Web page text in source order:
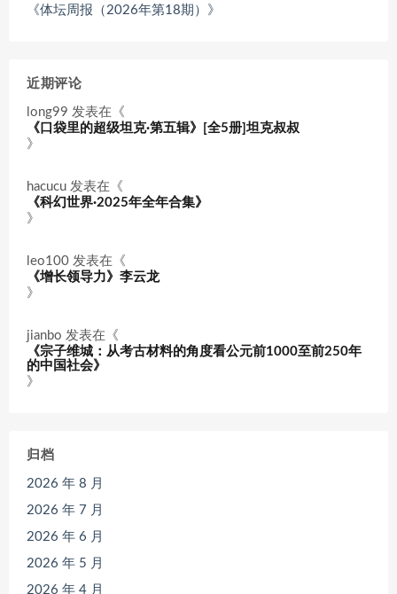
《体坛周报（2026年第18期）》
近期评论
long99 发表在《
《口袋里的超级坦克·第五辑》[全5册]坦克叔叔
》
hacucu 发表在《
《科幻世界·2025年全年合集》
》
leo100 发表在《
《增长领导力》李云龙
》
jianbo 发表在《
《宗子维城：从考古材料的角度看公元前1000至前250年
的中国社会》
》
归档
2026 年 8 月
2026 年 7 月
2026 年 6 月
2026 年 5 月
2026 年 4 月